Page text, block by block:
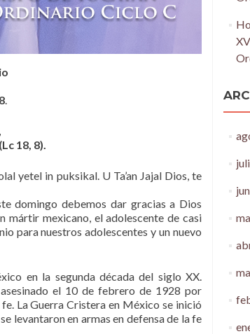
.
18, 8).
yetel in puksikal. U Ta’an Jajal Dios, te
domingo debemos dar gracias a Dios
mártir mexicano, el adolescente de casi
para nuestros adolescentes y un nuevo
en la segunda década del siglo XX.
el 10 de febrero de 1928 por
La Guerra Cristera en México se inició
levantaron en armas en defensa de la fe